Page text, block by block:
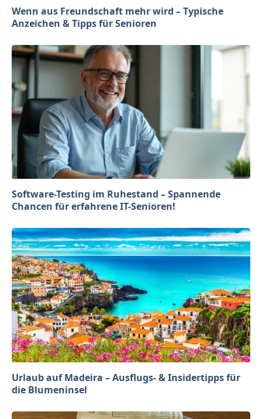
Wenn aus Freundschaft mehr wird – Typische
Anzeichen & Tipps für Senioren
Software-Testing im Ruhestand – Spannende
Chancen für erfahrene IT-Senioren!
Urlaub auf Madeira – Ausflugs- & Insidertipps für
die Blumeninsel